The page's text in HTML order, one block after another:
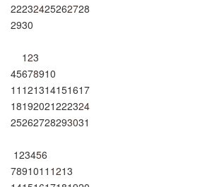
22232425262728
2930
123
45678910
11 121314151617
18192021222324
25262728293031
123456
7891011 1213